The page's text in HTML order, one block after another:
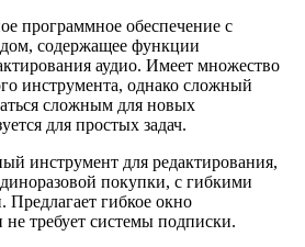
программное обеспечение с
содержащее функции
аудио. Имеет множество
инструмента, однако сложный
сложным для новых
для простых задач.
инструмент для редактирования,
покупки, с гибкими
Предлагает гибкое окно
не требует системы подписки.